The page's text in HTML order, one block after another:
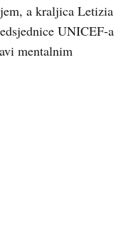
a kraljica Letizia
UNICEF-a
mentalnim